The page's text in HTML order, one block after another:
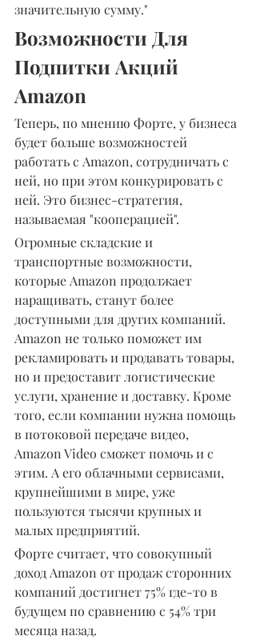
значительную сумму."
Возможности Для
Подпитки Акций
Amazon
Теперь, по мнению Форте, у бизнеса
будет больше возможностей
работать с Amazon, сотрудничать с
ней, но при этом конкурировать с
ней. Это бизнес-стратегия,
называемая "кооперацией".
Огромные складские и
транспортные возможности,
которые Amazon продолжает
наращивать, станут более
доступными для других компаний.
Amazon не только поможет им
рекламировать и продавать товары,
но и предоставит логистические
услуги, хранение и доставку. Кроме
того, если компании нужна помощь
в потоковой передаче видео,
Amazon Video сможет помочь и с
этим. А его облачными сервисами,
крупнейшими в мире, уже
пользуются тысячи крупных и
малых предприятий.
Форте считает, что совокупный
доход Amazon от продаж сторонних
компаний достигнет 75% где-то в
будущем по сравнению с 54% три
месяца назад.